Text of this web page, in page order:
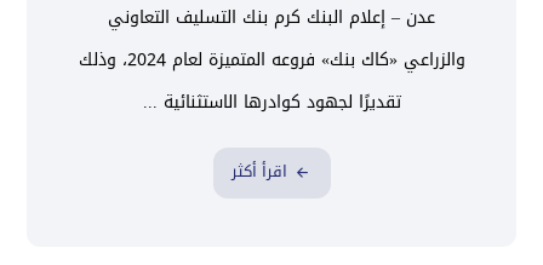
عدن – إعلام البنك كرم بنك التسليف التعاوني
والزراعي «كاك بنك» فروعه المتميزة لعام 2024، وذلك
تقديرًا لجهود كوادرها الاستثنائية ...
اقرأ أكثر